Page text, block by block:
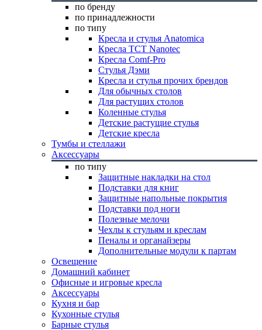
по бренду
по принадлежности
по типу
Кресла и стулья Anatomica
Кресла TCT Nanotec
Кресла Comf-Pro
Стулья Дэми
Кресла и стулья прочих брендов
Для обычных столов
Для растущих столов
Коленные стулья
Детские растущие стулья
Детские кресла
Тумбы и стеллажи
Аксессуары
по типу
Защитные накладки на стол
Подставки для книг
Защитные напольные покрытия
Подставки под ноги
Полезные мелочи
Чехлы к стульям и креслам
Пеналы и органайзеры
Дополнительные модули к партам
Освещение
Домашний кабинет
Офисные и игровые кресла
Аксессуары
Кухня и бар
Кухонные стулья
Барные стулья